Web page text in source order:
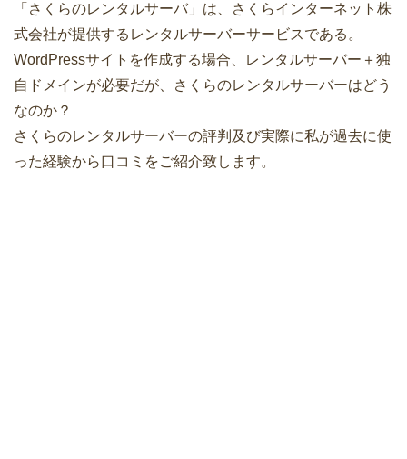
「さくらのレンタルサーバ」は、さくらインターネット株
式会社が提供するレンタルサーバーサービスである。
WordPressサイトを作成する場合、レンタルサーバー＋独
自ドメインが必要だが、さくらのレンタルサーバーはどう
なのか？
さくらのレンタルサーバーの評判及び実際に私が過去に使
った経験から口コミをご紹介致します。